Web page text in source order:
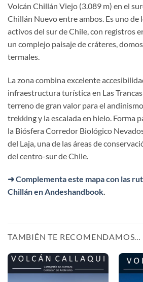
Volcán Chillán Viejo (3.089 m) en el
Chillán Nuevo entre ambos. Es uno de
activos del sur de Chile, con registros
un complejo paisaje de cráteres,
termales.
La zona combina excelente
infraestructura turística en Las
terreno de gran valor para el
trekking y la escalada en hielo. Forma
la Biósfera Corredor Biológico
del Laja, una de las áreas de
del centro-sur de Chile.
➜ Complementa este mapa con las
Chillán en Andeshandbook.
TAMBIÉN TE RECOMENDAMOS…